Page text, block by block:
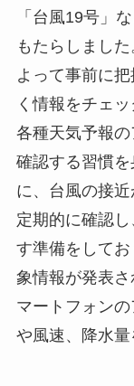
「台風19号」
もたらしまし
よって事前に
く情報をチェ
各種天気予報
確認する習慣
に、台風の接
定期的に確認
す準備をして
象情報が発表
マートフォン
や風速、降水量